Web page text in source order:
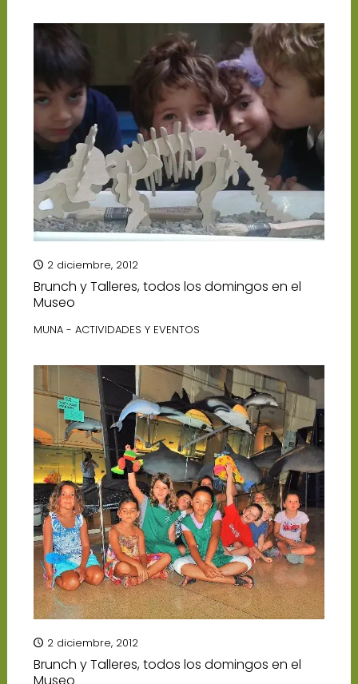
2 diciembre, 2012
Brunch y Talleres, todos los domingos en el
Museo
MUNA - ACTIVIDADES Y EVENTOS
2 diciembre, 2012
Brunch y Talleres, todos los domingos en el